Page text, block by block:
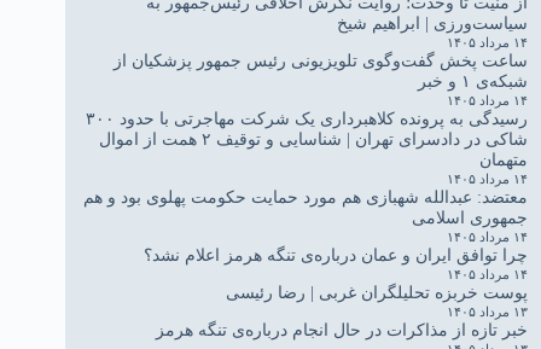
سیاست‌ورزی | ابراهیم شیخ
۱۴ مرداد ۱۴۰۵
ساعت پخش گفت‌وگوی تلویزیونی رئیس جمهور پزشکیان از
شبکه‌ی ۱ و خبر
۱۴ مرداد ۱۴۰۵
رسیدگی به پرونده کلاهبرداری یک شرکت مهاجرتی با حدود ۳۰۰
شاکی در دادسرای تهران | شناسایی و توقیف ۲ همت از اموال
متهمان
۱۴ مرداد ۱۴۰۵
معتضد: عبدالله شهبازی هم مورد حمایت حکومت پهلوی بود و هم
جمهوری اسلامی
۱۴ مرداد ۱۴۰۵
چرا توافق ایران و عمان درباره‌ی تنگه هرمز اعلام نشد؟
۱۴ مرداد ۱۴۰۵
پوست خربزه تحلیلگران غربی | رضا رئیسی
۱۳ مرداد ۱۴۰۵
خبر تازه از مذاکرات در حال انجام درباره‌ی تنگه هرمز